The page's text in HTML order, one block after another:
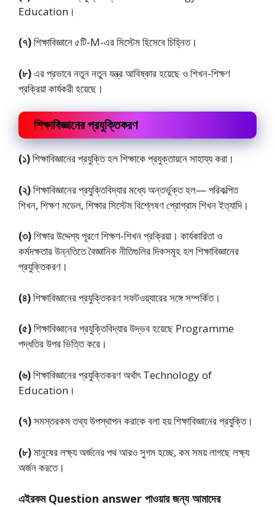
Education।
(৭)শিক্ষাবিজ্ঞানে ৫টি-M-এর সিস্টেম হিসেবে চিহ্নিত।
(৮)এর প্রভাবে নতুন নতুন যন্ত্র আবিষ্কার হয়েছে ও শিখন-শিক্ষণ
প্রক্রিয়া কার্যকরী হয়েছে।
শিক্ষাবিজ্ঞানের প্রযুক্তিকরণ
(১)শিক্ষাবিজ্ঞানের প্রযুক্তি হল শিক্ষাকে প্রযুক্তায়নে সাহায্য করা।
(২)শিক্ষাবিজ্ঞানের প্রযুক্তিবিদ্যার মধ্যে অন্তর্ভুক্ত হল— পরিকল্পিত
শিখন, শিক্ষণ মডেল, শিক্ষার সিস্টেম বিশ্লেষণ প্রােগ্রাম শিখন ইত্যাদি।
(৩)শিক্ষার উদ্দেশ্য পূরণে শিক্ষণ-শিখন প্রক্রিয়া। কার্যকারিতা ও
কর্মদক্ষতার উন্নতিতে বৈজ্ঞানিক নীতিগুলির দিকসমূহ হল শিক্ষাবিজ্ঞানের
প্রযুক্তিকরণ।
(৪)শিক্ষাবিজ্ঞানের প্রযুক্তিকরণ সফটওয়্যারের সঙ্গে সম্পর্কিত।
(৫)শিক্ষাবিজ্ঞানের প্রযুক্তিবিদ্যার উদ্ভব হয়েছে Programme
পদ্ধতির উপর ভিত্তি করে।
(৬)শিক্ষাবিজ্ঞানের প্রযুক্তিকরণ অর্থাৎ Technology of
Education।
(৭)সমস্তরকম তথ্য উপস্থাপন করাকে বলা হয় শিক্ষাবিজ্ঞানের প্রযুক্তি।
(৮)মানুষের লক্ষ্য অর্জনের পথ আরও সুগম হচ্ছে, কম সময় লাগছে লক্ষ্য
অর্জন করতে।
এইরকম Question answer পাওয়ার জন্য আমাদের